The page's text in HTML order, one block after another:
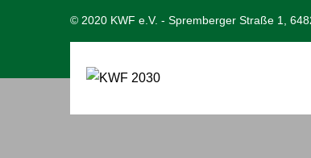
© 2020 KWF e.V. - Spremberger Straße 1,